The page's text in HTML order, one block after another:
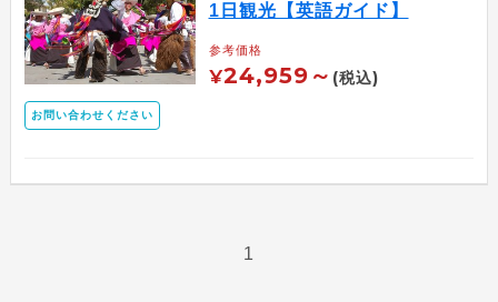
お問い合わせください
1日観光【英語ガイド】
参考価格
¥24,959～ (税込)
1